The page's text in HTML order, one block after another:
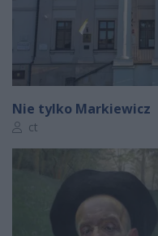
Nie tylko Markiewicz
Autor artykułu:
ct